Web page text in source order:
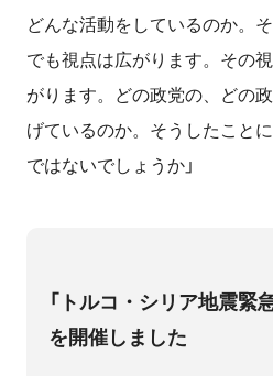
どんな活動をしているのか。
でも視点は広がります。その
がります。どの政党の、どの
げているのか。そうしたこと
ではないでしょうか」
「トルコ・シリア地震緊
を開催しました